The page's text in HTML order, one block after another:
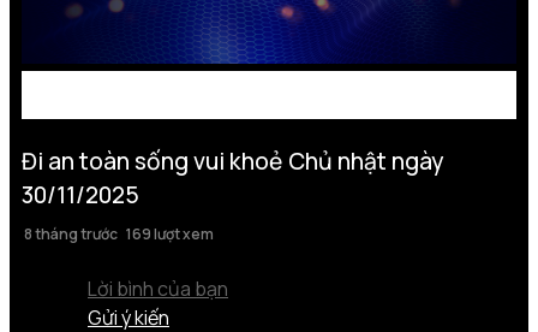
Đi an toàn sống vui khoẻ Chủ nhật ngày
30/11/2025
8 tháng trước 169 lượt xem
Lời bình của bạn
Gửi ý kiến